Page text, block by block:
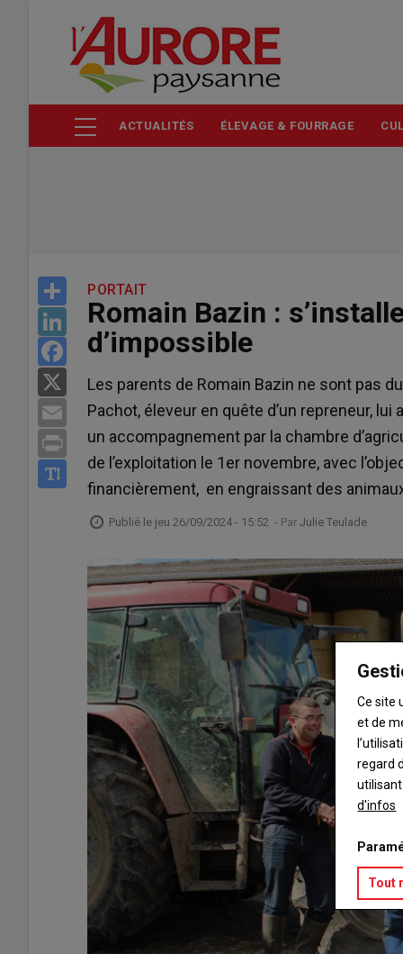
contenu
ACTUALITÉS ÉLEVAGE & FOURRAGE
Share
LinkedIn
Facebook
Email
Print
PORTAIT
Romain Bazin :
d’impossible
Les parents de Romain Bazin ne sont pas
Pachot, éleveur en quête d’un repreneur,
un accompagnement par la chambre
de l’exploitation le 1er novembre, avec
financièrement, en engraissant des
Publié le jeu 26/09/2024 - 15:52 - Par Julie Teulade
Ce site
et de
regard
d'infos
Tout